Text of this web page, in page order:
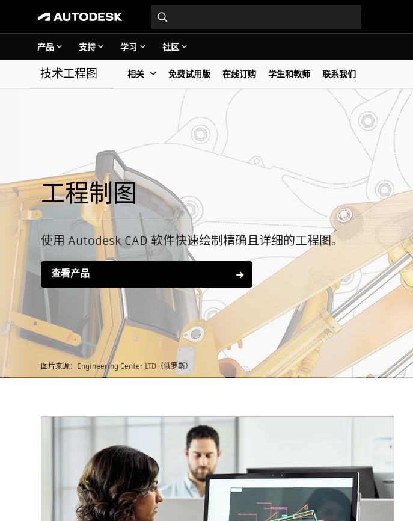
产品 支持 学习 社区
技术工程图 相关 免费试用版 在线订购 学生和教师 联系我们
工程制图
使用 Autodesk CAD 软件快速绘制精确且详细的工程图。
查看产品
图片来源：Engineering Center LTD（俄罗斯）